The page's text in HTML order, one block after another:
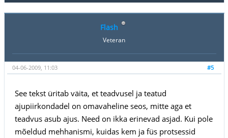
Flash
Veteran
#5
04-06-2009, 11:03
See tekst üritab väita, et teadvusel ja teatud
ajupiirkondadel on omavaheline seos, mitte aga et
teadvus asub ajus. Need on ikka erinevad asjad. Kui pole
mõeldud mehhanismi, kuidas kem ja füs protsessid